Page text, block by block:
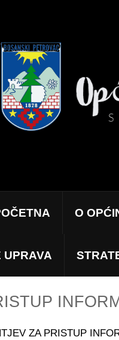
O
UPRAVA
ZA PRISTUP